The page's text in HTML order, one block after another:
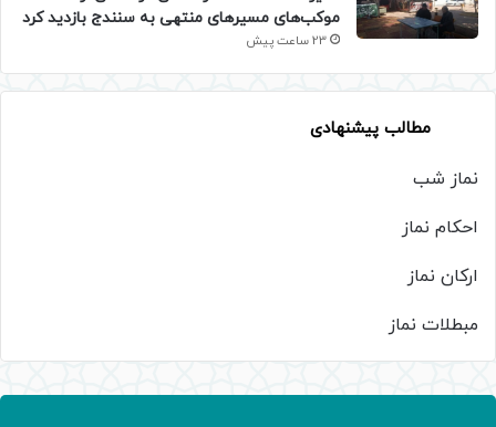
موکب‌های مسیرهای منتهی به سنندج بازدید کرد
23 ساعت پیش
مطالب پیشنهادی
نماز شب
احکام نماز
ارکان نماز
مبطلات نماز